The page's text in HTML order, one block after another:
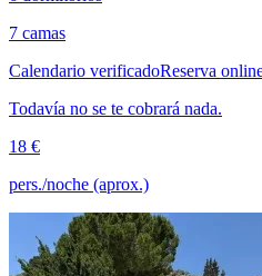
7 camas
Calendario verificadoReserva
Todavía no se te cobrará nada.
18 €
pers./noche (aprox.)